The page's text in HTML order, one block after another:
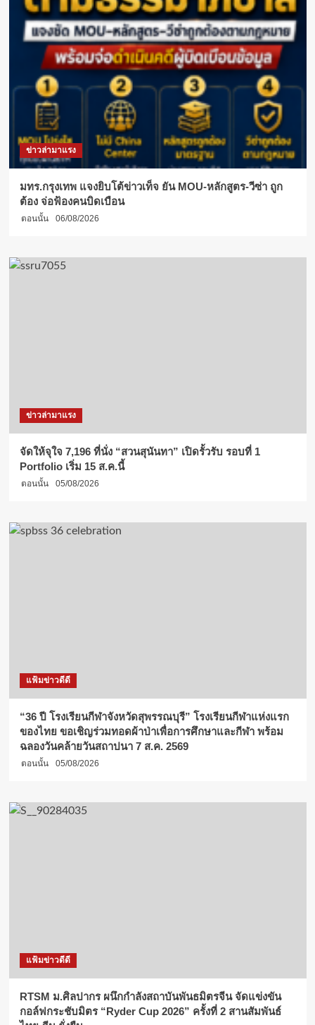
ข่าวล่ามาแรง
มทร.กรุงเทพ แจงยิบโต้ข่าวเท็จ ยัน MOU-หลักสูตร-วีซ่า ถูก
ต้อง จ่อฟ้องคนบิดเบือน
ตอนนั้น 06/08/2026
ข่าวล่ามาแรง
จัดให้จุใจ 7,196 ที่นั่ง “สวนสุนันทา” เปิดรั้วรับ รอบที่ 1
Portfolio เริ่ม 15 ส.ค.นี้
ตอนนั้น 05/08/2026
แฟ้มข่าวดีดี
“36 ปี โรงเรียนกีฬาจังหวัดสุพรรณบุรี” โรงเรียนกีฬาแห่งแรก
ของไทย ขอเชิญร่วมทอดผ้าป่าเพื่อการศึกษาและกีฬา พร้อม
ฉลองวันคล้ายวันสถาปนา 7 ส.ค. 2569
ตอนนั้น 05/08/2026
แฟ้มข่าวดีดี
RTSM ม.ศิลปากร ผนึกกำลังสถาบันพันธมิตรจีน จัดแข่งขัน
กอล์ฟกระชับมิตร “Ryder Cup 2026” ครั้งที่ 2 สานสัมพันธ์